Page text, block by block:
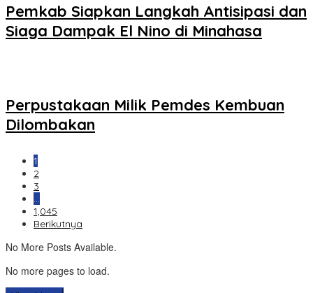
Pemkab Siapkan Langkah Antisipasi dan
Siaga Dampak El Nino di Minahasa
Perpustakaan Milik Pemdes Kembuan
Dilombakan
1
2
3
…
1,045
Berikutnya
No More Posts Available.
No more pages to load.